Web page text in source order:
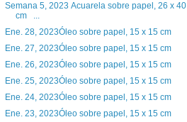
Semana 5, 2023 Acuarela sobre papel, 26 x 40
cm ...
Ene. 28, 2023Óleo sobre papel, 15 x 15 cm
Ene. 27, 2023Óleo sobre papel, 15 x 15 cm
Ene. 26, 2023Óleo sobre papel, 15 x 15 cm
Ene. 25, 2023Óleo sobre papel, 15 x 15 cm
Ene. 24, 2023Óleo sobre papel, 15 x 15 cm
Ene. 23, 2023Óleo sobre papel, 15 x 15 cm